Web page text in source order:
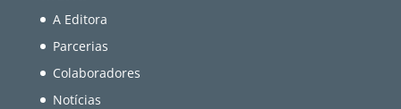
A Editora
Parcerias
Colaboradores
Notícias